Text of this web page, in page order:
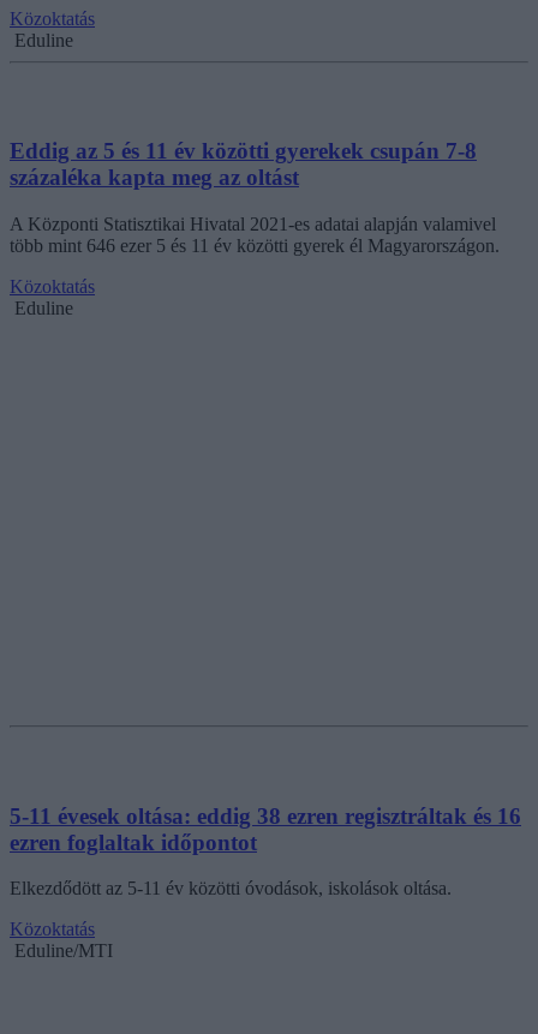
Közoktatás
Eduline
Eddig az 5 és 11 év közötti gyerekek csupán 7-8
százaléka kapta meg az oltást
A Központi Statisztikai Hivatal 2021-es adatai alapján valamivel
több mint 646 ezer 5 és 11 év közötti gyerek él Magyarországon.
Közoktatás
Eduline
5-11 évesek oltása: eddig 38 ezren regisztráltak és 16
ezren foglaltak időpontot
Elkezdődött az 5-11 év közötti óvodások, iskolások oltása.
Közoktatás
Eduline/MTI